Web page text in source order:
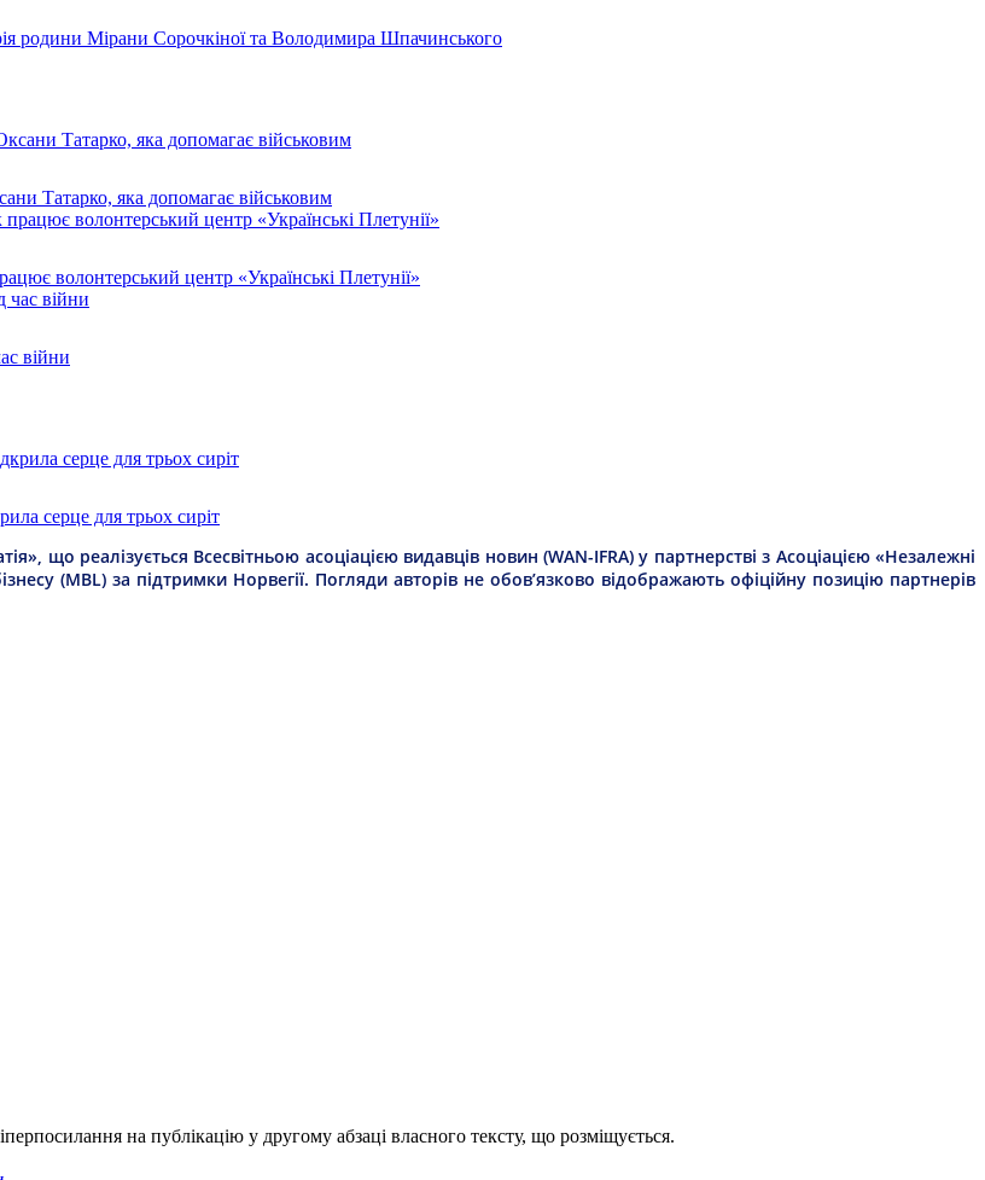
родини Мірани Сорочкіної та Володимира Шпачинського
Татарко, яка допомагає військовим
волонтерський центр «Українські Плетунії»
війни
серце для трьох сиріт
що реалізується Всесвітньою асоціацією видавців новин (WAN-IFRA) у партнерстві з Асоціацією «Незалежні
(MBL) за підтримки Норвегії. Погляди авторів не обов’язково відображають офіційну позицію партнерів
на публікацію у другому абзаці власного тексту, що розміщується.